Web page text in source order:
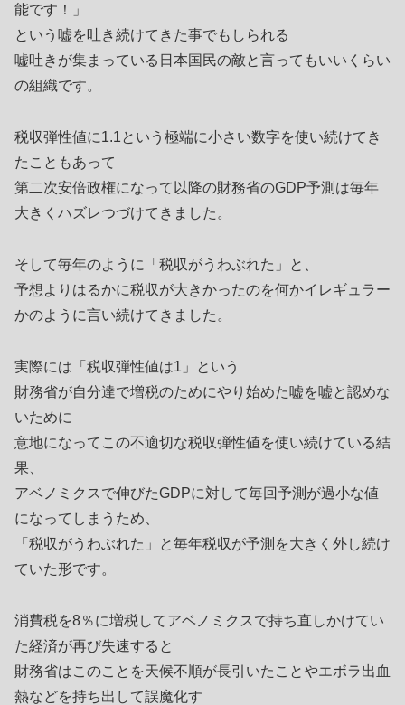
能です！」
という嘘を吐き続けてきた事でもしられる
嘘吐きが集まっている日本国民の敵と言ってもいいくらい
の組織です。
税収弾性値に1.1という極端に小さい数字を使い続けてき
たこともあって
第二次安倍政権になって以降の財務省のGDP予測は毎年
大きくハズレつづけてきました。
そして毎年のように「税収がうわぶれた」と、
予想よりはるかに税収が大きかったのを何かイレギュラー
かのように言い続けてきました。
実際には「税収弾性値は1」という
財務省が自分達で増税のためにやり始めた嘘を嘘と認めな
いために
意地になってこの不適切な税収弾性値を使い続けている結
果、
アベノミクスで伸びたGDPに対して毎回予測が過小な値
になってしまうため、
「税収がうわぶれた」と毎年税収が予測を大きく外し続け
ていた形です。
消費税を8％に増税してアベノミクスで持ち直しかけてい
た経済が再び失速すると
財務省はこのことを天候不順が長引いたことやエボラ出血
熱などを持ち出して誤魔化す